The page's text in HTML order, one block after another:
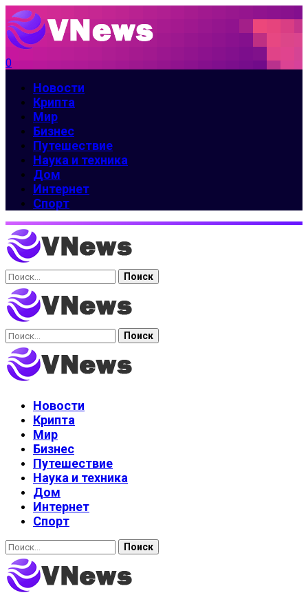
0
Новости
Крипта
Мир
Бизнес
Путешествие
Наука и техника
Дом
Интернет
Спорт
Найти:
Найти:
Новости
Крипта
Мир
Бизнес
Путешествие
Наука и техника
Дом
Интернет
Спорт
Найти: